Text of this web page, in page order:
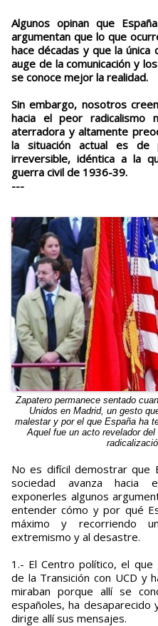
Algunos opinan que
argumentan que lo que
hace décadas y que la única
auge de la comunicación y
se conoce mejor la realidad.
Sin embargo, nosotros
hacia el peor
aterradora y altamente
la situación actual es de
irreversible, idéntica a la
guerra civil de 1936-39.
---
Zapatero permanece sentado
Unidos en Madrid, un gesto
malestar y por el que España ha
Aquel fue un acto revelador
No es difícil demostrar que España se radicaliza y que las
sociedad avanza hacia
exponerles algunos
entender cómo y por qué
máximo y recorriendo
extremismo y al desastre.
1.- El Centro político, el que
de la Transición con UCD y
miraban porque allí se
españoles, ha desaparecido
dirige allí sus mensajes.